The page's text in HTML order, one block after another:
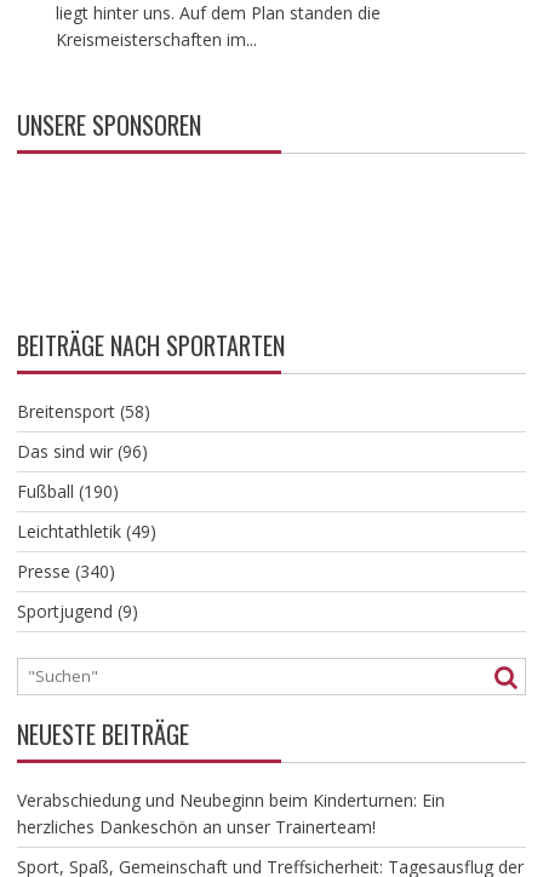
liegt hinter uns. Auf dem Plan standen die
Kreismeisterschaften im...
UNSERE SPONSOREN
BEITRÄGE NACH SPORTARTEN
Breitensport(58)
Das sind wir(96)
Fußball (190)
Leichtathletik(49)
Presse (340)
Sportjugend (9)
NEUESTE BEITRÄGE
Verabschiedung und Neubeginn beim Kinderturnen: Ein
herzliches Dankeschön an unser Trainerteam!
​Sport, Spaß, Gemeinschaft und Treffsicherheit: Tagesausflug der